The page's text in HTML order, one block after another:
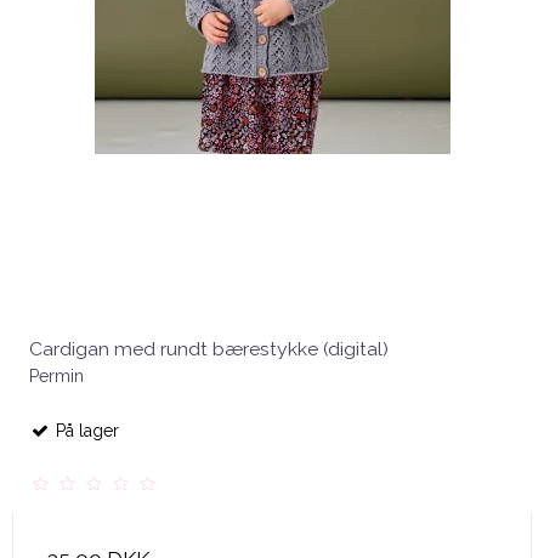
Cardigan med rundt bærestykke (digital)
Permin
På lager